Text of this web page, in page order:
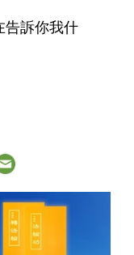
告訴你我什